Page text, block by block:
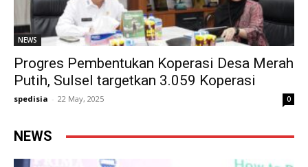
NEWS
Progres Pembentukan Koperasi Desa Merah
Putih, Sulsel targetkan 3.059 Koperasi
spedisia - 22 May, 2025 0
NEWS